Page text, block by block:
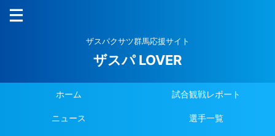
ザスパクサツ群馬応援サイト
ザスパ LOVER
ホーム 試合観戦レポート
ニュース 選手一覧